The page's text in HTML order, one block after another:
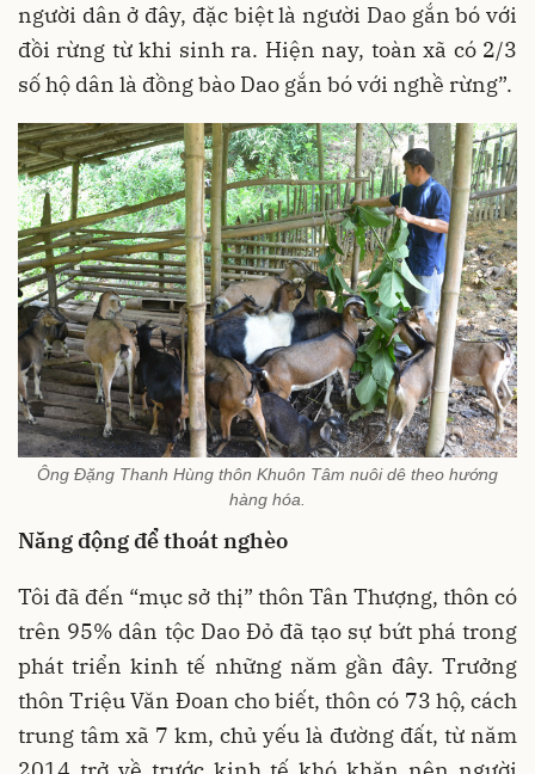
người dân ở đây, đặc biệt là người Dao gắn bó với
đồi rừng từ khi sinh ra. Hiện nay, toàn xã có 2/3
số hộ dân là đồng bào Dao gắn bó với nghề rừng”.
Ông Đặng Thanh Hùng thôn Khuôn Tâm nuôi dê theo hướng
hàng hóa.
Năng động để thoát nghèo
Tôi đã đến “mục sở thị” thôn Tân Thượng, thôn có
trên 95% dân tộc Dao Đỏ đã tạo sự bứt phá trong
phát triển kinh tế những năm gần đây. Trưởng
thôn Triệu Văn Đoan cho biết, thôn có 73 hộ, cách
trung tâm xã 7 km, chủ yếu là đường đất, từ năm